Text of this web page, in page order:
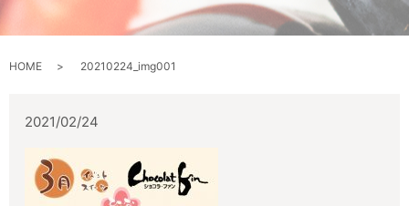
HOME 20210224_img001
2021/02/24